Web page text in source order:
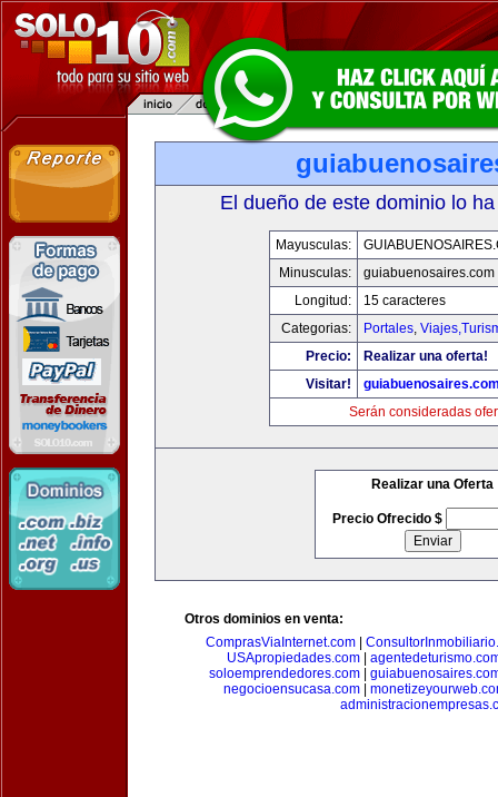
El dueño de este dominio lo
Mayusculas:
Minusculas:
guiabuenosaires.com
Longitud:
15 caracteres
Categorias:
Portales,
Precio:
Realizar una oferta!
Visitar!
Serán consideradas
Realizar una Oferta
Precio Ofrecido $
Otros dominios en venta:
ComprasViaInternet.com
USApropiedades.com|
soloemprendedores.com|
negocioensucasa.com